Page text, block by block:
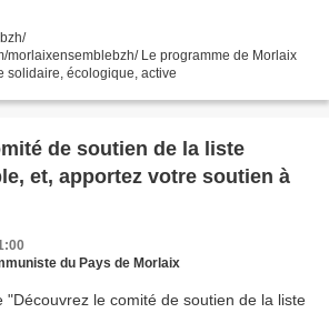
morlaixensemblebzh/ Le programme de Morlaix
solidaire, écologique, active
de soutien de la liste
et, apportez votre soutien à
du Pays de Morlaix